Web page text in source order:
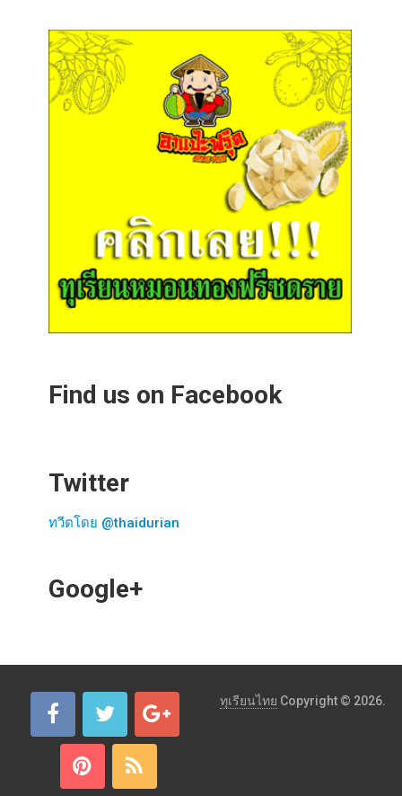
Find us on Facebook
Twitter
ทวีตโดย @thaidurian
Google+
ทุเรียนไทย Copyright © 2026.